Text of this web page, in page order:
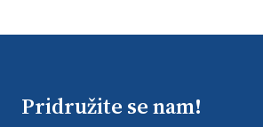
Pridružite se nam!